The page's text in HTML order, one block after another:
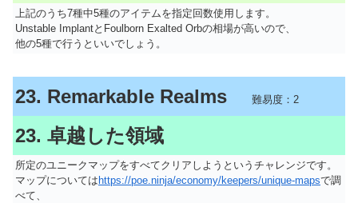
上記のうち7種中5種のアイテムを指定回数使用します。
Unstable ImplantとFoulborn Exalted Orbの相場が高いので、
他の5種で行うといいでしょう。
23. Remarkable Realms 難易度：2
23. 卓越した領域
所定のユニークマップをすべてクリアしようというチャレンジです。
マップについては https://poe.ninja/economy/keepers/unique-mapsで調
べて、